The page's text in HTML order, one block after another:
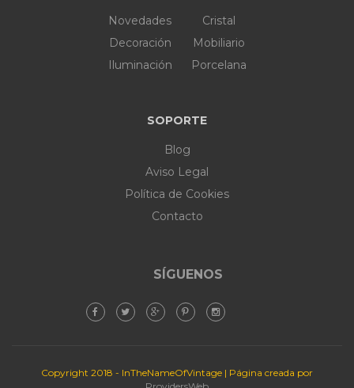
Novedades
Decoración
Iluminación
Cristal
Mobiliario
Porcelana
SOPORTE
Blog
Aviso Legal
Política de Cookies
Contacto
SÍGUENOS
Copyright 2018 - InTheNameOfVintage | Página creada por